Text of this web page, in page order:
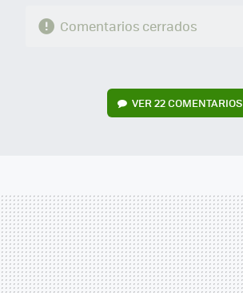
Comentarios cerrados
VER22 COMENTARIOS